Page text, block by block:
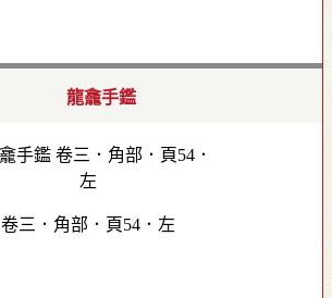
龍龕手鑑
卷三．角部．頁54．左